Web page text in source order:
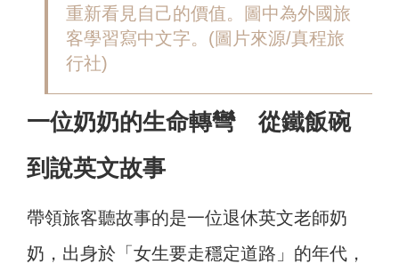
重新看見自己的價值。圖中為外國旅
客學習寫中文字。(圖片來源/真程旅
行社)
一位奶奶的生命轉彎 從鐵飯碗
到說英文故事
帶領旅客聽故事的是一位退休英文老師奶
奶，出身於「女生要走穩定道路」的年代，